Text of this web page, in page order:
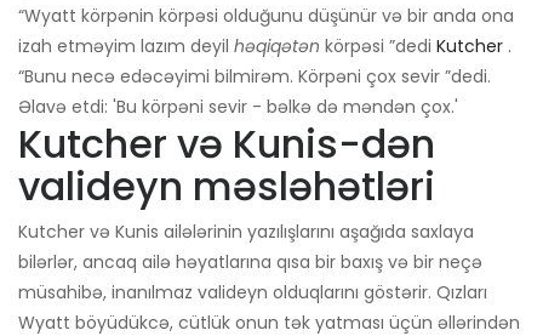
“Wyatt körpənin körpəsi olduğunu düşünür və bir anda ona
izah etməyim lazım deyil həqiqətən körpəsi ”dedi Kutcher .
“Bunu necə edəcəyimi bilmirəm. Körpəni çox sevir ”dedi.
Əlavə etdi: 'Bu körpəni sevir - bəlkə də məndən çox.'
Kutcher və Kunis-dən
valideyn məsləhətləri
Kutcher və Kunis ailələrinin yazılışlarını aşağıda saxlaya
bilərlər, ancaq ailə həyatlarına qısa bir baxış və bir neçə
müsahibə, inanılmaz valideyn olduqlarını göstərir. Qızları
Wyatt böyüdükcə, cütlük onun tək yatması üçün əllərindən